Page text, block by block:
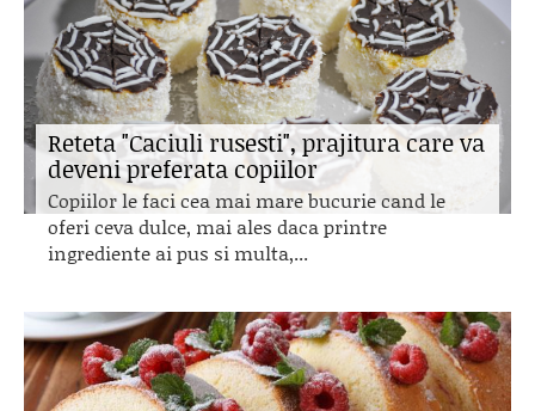
Reteta "Caciuli rusesti", prajitura care va
deveni preferata copiilor
Copiilor le faci cea mai mare bucurie cand le
oferi ceva dulce, mai ales daca printre
ingrediente ai pus si multa,...